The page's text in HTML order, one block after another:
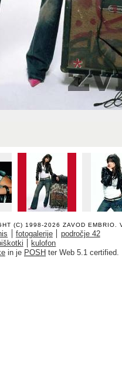
(C) 1998-2026 ZAVOD EMBRIO .
fotogalerije
področje 42
kulofon
in je POSH ter Web 5.1 certified.